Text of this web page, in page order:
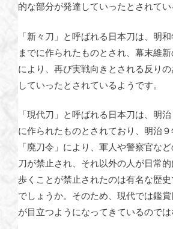
的な部分が発達していったとされてい
「新々刀」と呼ばれる日本刀は、明
までに作られたものとされ、幕末維
により、再び実戦向きとされる反り
していったとされているようです。
「現代刀」と呼ばれる日本刀は、明
に作られたものとされており、明治
「廃刀令」により、軍人や警察官な
刀が禁止され、それ以外の人が日常
歩くことが禁止されたのは有名な歴
でしょうか。そのため、現代では鑑
が目立つようになってきているのでは